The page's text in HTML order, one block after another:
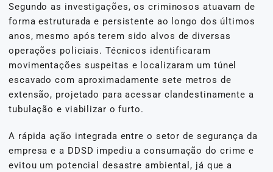
Segundo as investigações, os criminosos atuavam de
forma estruturada e persistente ao longo dos últimos
anos, mesmo após terem sido alvos de diversas
operações policiais. Técnicos identificaram
movimentações suspeitas e localizaram um túnel
escavado com aproximadamente sete metros de
extensão, projetado para acessar clandestinamente a
tubulação e viabilizar o furto.
A rápida ação integrada entre o setor de segurança da
empresa e a DDSD impediu a consumação do crime e
evitou um potencial desastre ambiental, já que a